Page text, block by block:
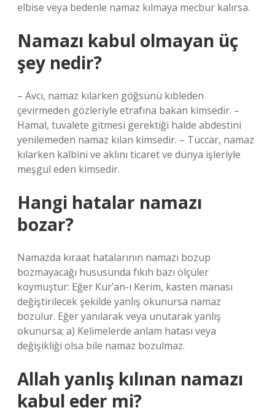
elbise veya bedenle namaz kılmaya mecbur kalırsa.
Namazı kabul olmayan üç
şey nedir?
– Avcı, namaz kılarken göğsünü kıbleden
çevirmeden gözleriyle etrafına bakan kimsedir. –
Hamal, tuvalete gitmesi gerektiği halde abdestini
yenilemeden namaz kılan kimsedir. – Tüccar, namaz
kılarken kalbini ve aklını ticaret ve dünya işleriyle
meşgul eden kimsedir.
Hangi hatalar namazı
bozar?
Namazda kıraat hatalarının namazı bozup
bozmayacağı hususunda fıkıh bazı ölçüler
koymuştur: Eğer Kur’an-ı Kerim, kasten manası
değiştirilecek şekilde yanlış okunursa namaz
bozulur. Eğer yanılarak veya unutarak yanlış
okunursa; a) Kelimelerde anlam hatası veya
değişikliği olsa bile namaz bozulmaz.
Allah yanlış kılınan namazı
kabul eder mi?